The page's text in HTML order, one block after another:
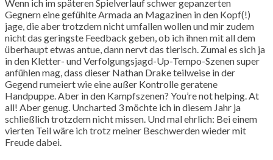
Wenn ich im späteren Spielverlauf schwer gepanzerten
Gegnern eine gefühlte Armada an Magazinen in den Kopf(!)
jage, die aber trotzdem nicht umfallen wollen und mir zudem
nicht das geringste Feedback geben, ob ich ihnen mit all dem
überhaupt etwas antue, dann nervt das tierisch. Zumal es sich ja
in den Kletter- und Verfolgungsjagd-Up-Tempo-Szenen super
anfühlen mag, dass dieser Nathan Drake teilweise in der
Gegend rumeiert wie eine außer Kontrolle geratene
Handpuppe. Aber in den Kampfszenen? You’re not helping. At
all! Aber genug. Uncharted 3 möchte ich in diesem Jahr ja
schließlich trotzdem nicht missen. Und mal ehrlich: Bei einem
vierten Teil wäre ich trotz meiner Beschwerden wieder mit
Freude dabei.